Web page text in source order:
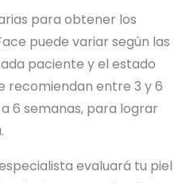
para obtener los
puede variar según las
paciente y el estado
recomiendan entre 3 y 6
6 semanas, para lograr
evaluará tu piel